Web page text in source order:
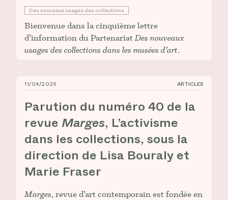
Des nouveaux usages des collections
Bienvenue dans la cinquième lettre
d’information du PartenariatDes nouveaux
usages des collections dans les musées d’art.
Parution du numéro 40 de la revue _Marges_,
11/04/2025 ARTICLES
Parution du numéro 40 de la
revue Marges, L’activisme
dans les collections, sous la
direction de Lisa Bouraly et
Marie Fraser
Marges, revue d’art contemporain est fondée en